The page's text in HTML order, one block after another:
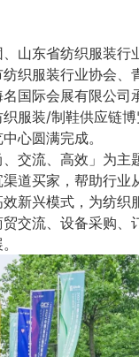
山东省纺织服装行
织服装行业协会、
国际会展有限公司
织服装/制鞋供应链
心圆满完成。
交流、高效」为主
道买家，帮助行业
新兴模式，为纺织
交流、设备采购、